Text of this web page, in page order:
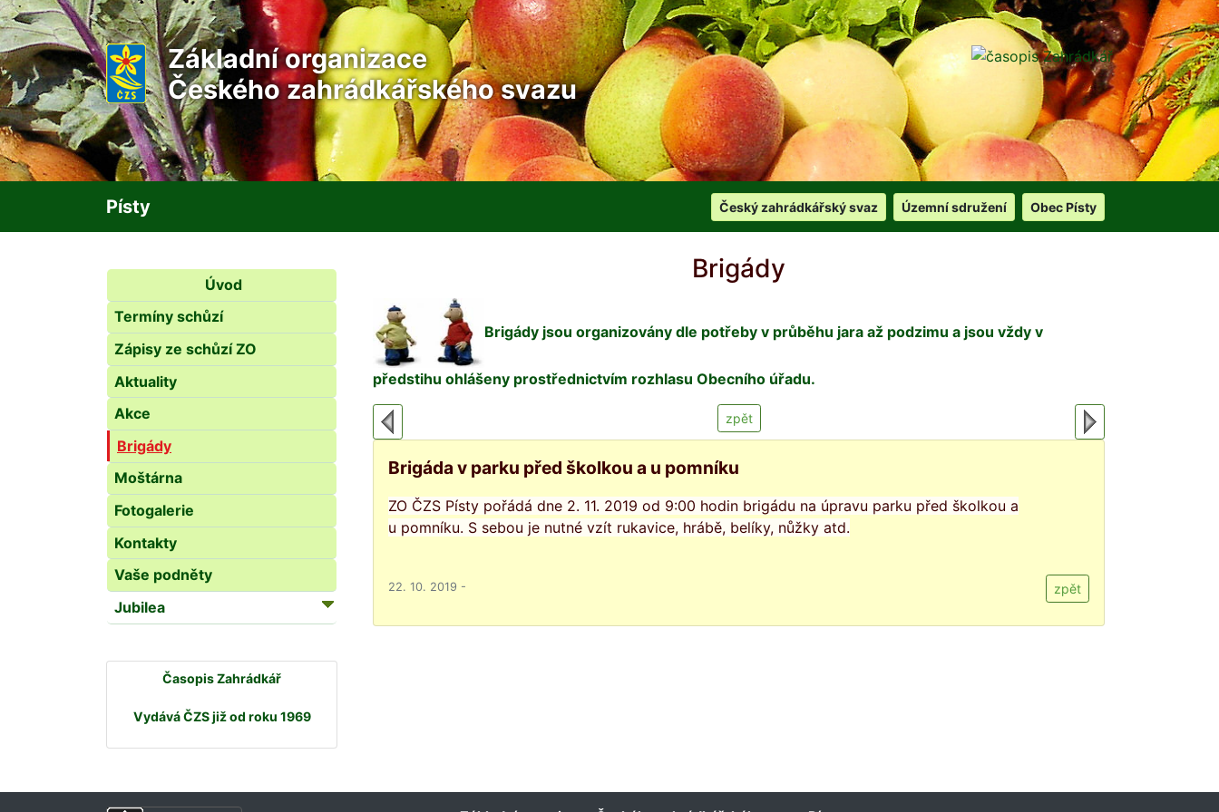
Základní organizace
Českého zahrádkářského svazu
Písty Český zahrádkářský svaz Územní sdružení Obec Písty
Úvod
Termíny schůzí
Zápisy ze schůzí ZO
Aktuality
Akce
Brigády
Moštárna
Fotogalerie
Kontakty
Vaše podněty
Jubilea
Časopis Zahrádkář
Vydává ČZS již od roku 1969
Brigády
Brigády jsou organizovány dle potřeby v průběhu jara až podzimu a jsou vždy v
předstihu ohlášeny prostřednictvím rozhlasu Obecního úřadu.
zpět
Brigáda v parku před školkou a u pomníku
ZO ČZS Písty pořádá dne 2. 11. 2019 od 9:00 hodin brigádu na úpravu parku před školkou a
u pomníku. S sebou je nutné vzít rukavice, hrábě, belíky, nůžky atd.
22. 10. 2019 - zpět